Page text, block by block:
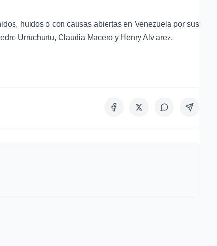
huidos o con causas abiertas en Venezuela por sus
Urruchurtu, Claudia Macero y Henry Alviarez.